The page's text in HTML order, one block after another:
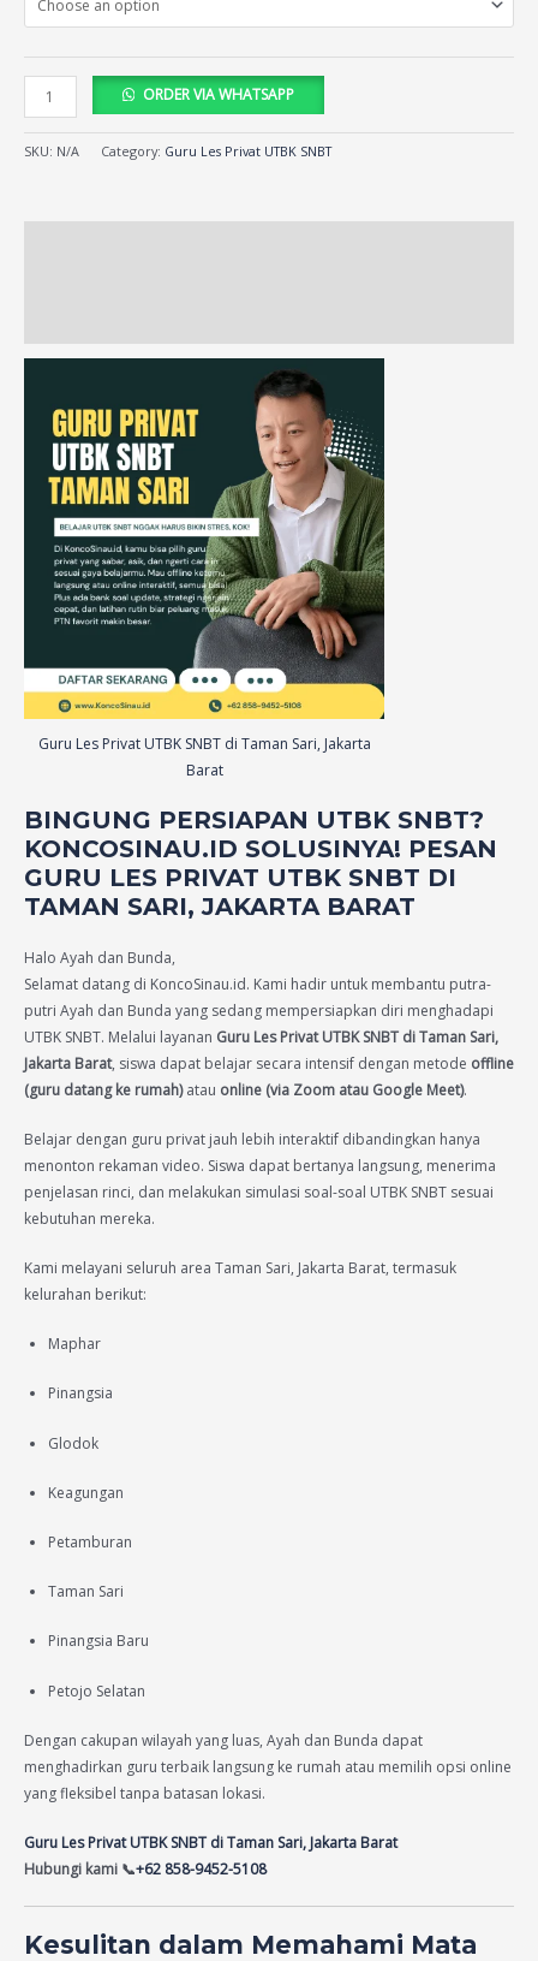
ORDER VIA WHATSAPP
SKU: N/A Category: Guru Les Privat UTBK SNBT
Guru Les Privat UTBK SNBT di Taman Sari, Jakarta
Barat
BINGUNG PERSIAPAN UTBK SNBT?
KONCOSINAU.ID SOLUSINYA! PESAN
GURU LES PRIVAT UTBK SNBT DI
TAMAN SARI, JAKARTA BARAT
Halo Ayah dan Bunda,
Selamat datang di KoncoSinau.id. Kami hadir untuk membantu putra-
putri Ayah dan Bunda yang sedang mempersiapkan diri menghadapi
UTBK SNBT. Melalui layanan Guru Les Privat UTBK SNBT di Taman Sari,
Jakarta Barat, siswa dapat belajar secara intensif dengan metode offline
(guru datang ke rumah)atau online (via Zoom atau Google Meet).
Belajar dengan guru privat jauh lebih interaktif dibandingkan hanya
menonton rekaman video. Siswa dapat bertanya langsung, menerima
penjelasan rinci, dan melakukan simulasi soal-soal UTBK SNBT sesuai
kebutuhan mereka.
Kami melayani seluruh area Taman Sari, Jakarta Barat, termasuk
kelurahan berikut:
Maphar
Pinangsia
Glodok
Keagungan
Petamburan
Taman Sari
Pinangsia Baru
Petojo Selatan
Dengan cakupan wilayah yang luas, Ayah dan Bunda dapat
menghadirkan guru terbaik langsung ke rumah atau memilih opsi online
yang fleksibel tanpa batasan lokasi.
Guru Les Privat UTBK SNBT di Taman Sari, Jakarta Barat
Hubungi kami 📞+62 858-9452-5108
Kesulitan dalam Memahami Mata